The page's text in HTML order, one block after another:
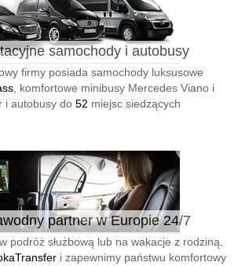
samochody i autobusy
firmy posiada samochody luksusowe
, komfortowe minibusy Mercedes Viano i
i autobusy do 52 miejsc siedzących
partner w Europie 24/7
podróż służbową lub na wakacje z rodziną,
i zapewnimy państwu komfortowy